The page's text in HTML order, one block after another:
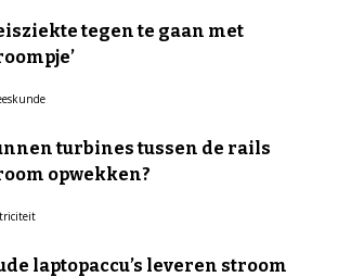
tegen te gaan met
turbines tussen de rails
opwekken?
laptopaccu’s leveren stroom